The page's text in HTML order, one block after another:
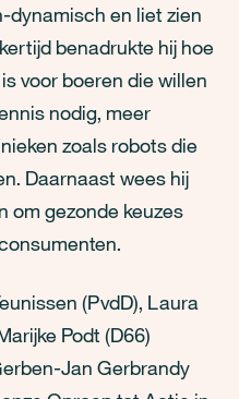
dynamisch en liet zien
benadrukte hij hoe
voor boeren die willen
nodig, meer
zoals robots die
Daarnaast wees hij
om gezonde keuzes
(PvdD), Laura
Podt (D66)
Jan Gerbrandy